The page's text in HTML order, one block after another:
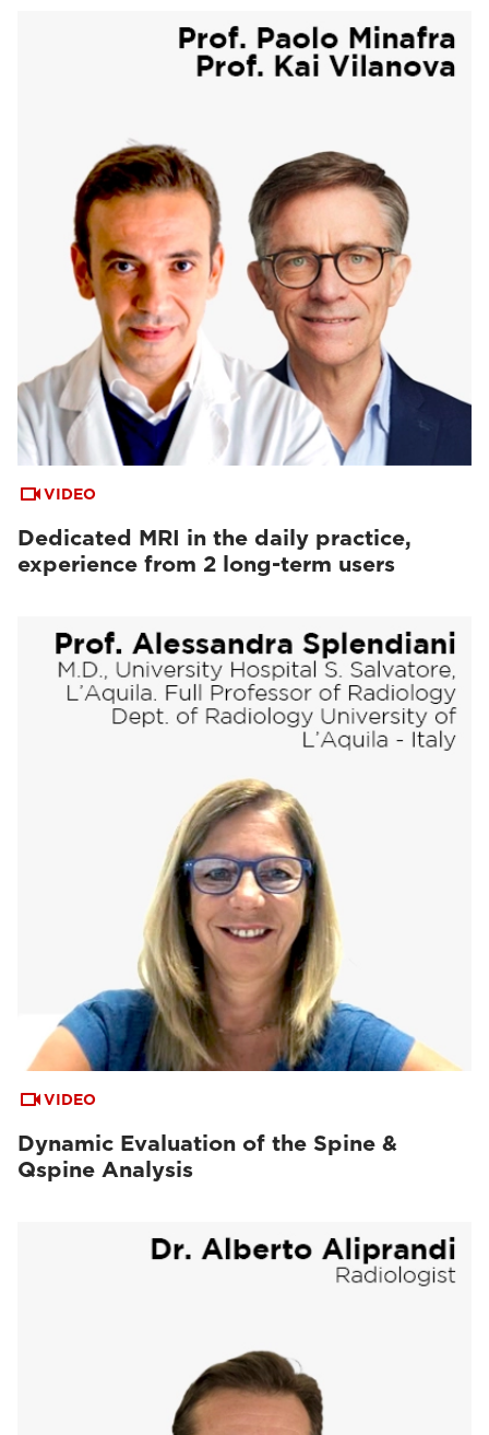
VIDEO
Dedicated MRI in the daily practice,
experience from 2 long-term users
VIDEO
Dynamic Evaluation of the Spine &
Qspine Analysis